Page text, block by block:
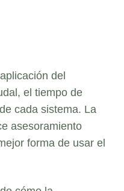
del
el tiempo de
cada sistema. La
asesoramiento
forma de usar el